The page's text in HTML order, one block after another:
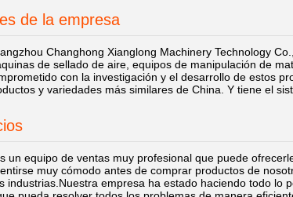
de la empresa
Changhong Xianglong Machinery Technology
de sellado de aire, equipos de manipulación de
con la investigación y el desarrollo de estos
y variedades más similares de China. Y tiene el
un equipo de ventas muy profesional que puede
muy cómodo antes de comprar productos de
industrias.Nuestra empresa ha estado haciendo todo lo